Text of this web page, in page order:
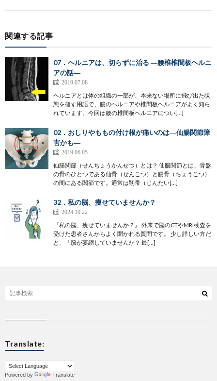
関連する記事
07．ヘルニアは、切らずに治る ―腰椎椎間板ヘルニ
アの話―
2019.07.08
ヘルニアとは体の組織の一部が、本来ない場所に飛び出た状
態を指す用語で、腸のヘルニアや椎間板ヘルニアがよく知ら
れています。今回は腰の椎間板ヘルニアについ[…]
02．おしりやももの付け根が痛いのは―仙腸関節障
害かも―
2019.06.05
仙腸関節（せんちょうかんせつ）とは？ 仙腸関節とは、骨盤
の骨のひとつである仙骨（せんこつ）と腸骨（ちょうこつ）
の間にある関節です。通常は靭帯（じんたい[…]
32．私の脳、痩せていませんか？
2024.10.22
『私の脳、痩せていませんか？』 外来で脳のCTやMRI検査を
受けた患者さんからよく聞かれる質問です。 少し詳しい方だ
と、「脳が萎縮していませんか？ 最[…]
Translate:
Powered by Translate